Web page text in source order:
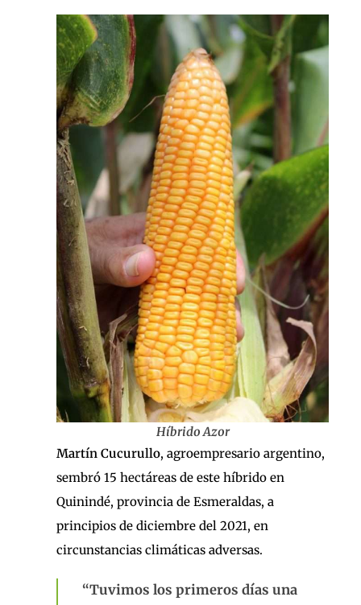
Híbrido Azor
Martín Cucurullo, agroempresario argentino,
sembró 15 hectáreas de este híbrido en
Quinindé, provincia de Esmeraldas, a
principios de diciembre del 2021, en
circunstancias climáticas adversas.
“Tuvimos los primeros días una